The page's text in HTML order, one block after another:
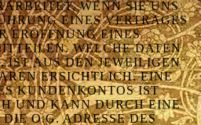
WENN SIE UNS D
EINES VERTRAGES O
EINES K
WELCHE DATEN E
AUS DEN JEWEILIGEN E
ERSICHTLICH. EINE L
KUNDENKONTOS IST J
UND KANN DURCH EINE N
O.G. ADRESSE DES V